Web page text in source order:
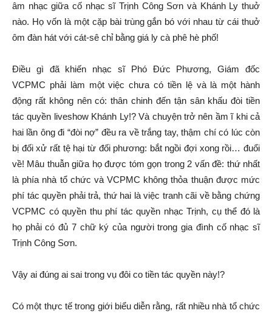
âm nhạc giữa cố nhạc sĩ Trịnh Công Sơn và Khánh Ly thuở
nào. Họ vốn là một cặp bài trùng gắn bó với nhau từ cái thuở
ôm đàn hát với cát-sê chỉ bằng giá ly cà phê hè phố!
Ðiều gì đã khiến nhạc sĩ Phó Ðức Phương, Giám đốc
VCPMC phải làm một việc chưa có tiền lệ và là một hành
động rất không nên có: thân chinh đến tận sân khấu đòi tiền
tác quyền liveshow Khánh Ly!? Và chuyện trở nên ầm ĩ khi cả
hai lần ông đi “đòi nợ” đều ra về trắng tay, thậm chí có lúc còn
bị đối xử rất tệ hại từ đối phương: bắt ngồi đợi xong rồi… đuổi
về! Mâu thuẫn giữa họ được tóm gọn trong 2 vấn đề: thứ nhất
là phía nhà tổ chức và VCPMC không thỏa thuận được mức
phí tác quyền phải trả, thứ hai là việc tranh cãi về bằng chứng
VCPMC có quyền thu phí tác quyền nhạc Trịnh, cụ thể đó là
họ phải có đủ 7 chữ ký của người trong gia đình cố nhạc sĩ
Trịnh Công Sơn.
Vậy ai đúng ai sai trong vụ đôi co tiền tác quyền này!?
Có một thực tế trong giới biểu diễn rằng, rất nhiều nhà tổ chức